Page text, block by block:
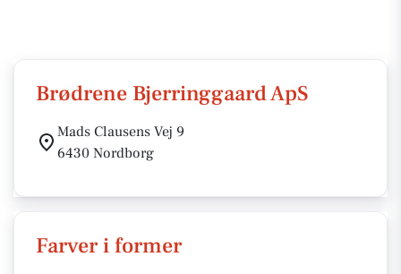
Brødrene Bjerringgaard ApS
Mads Clausens Vej 9
6430 Nordborg
Farver i former